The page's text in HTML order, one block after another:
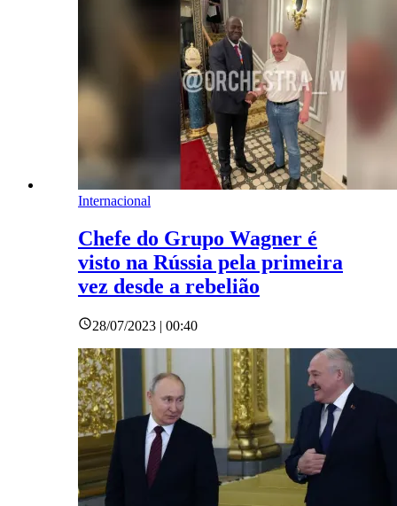
Internacional
Chefe do Grupo Wagner é
visto na Rússia pela primeira
vez desde a rebelião
28/07/2023 | 00:40